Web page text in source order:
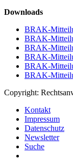
Downloads
BRAK-
BRAK-
BRAK-
BRAK-
BRAK-
BRAK-
Copyright:
Kontakt
Impressum
Datenschutz
Newsletter
Suche